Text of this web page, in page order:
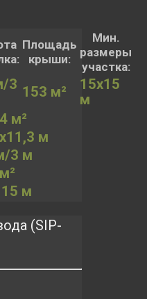
Площадь
крыши:
Мин.
размеры
участка:
3 153 м²
15х15
м
м²
м
3 м
15 м
(SIP-